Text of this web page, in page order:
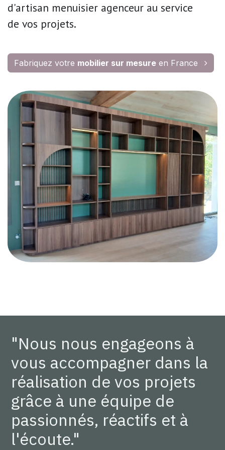
d'artisan menuisier agenceur au service
de vos projets.
Fabriquez votre mobilier sur mesure en France
"Nous nous engageons à
vous accompagner dans la
réalisation de vos projets
grâce à une équipe de
passionnés, réactifs et à
l'écoute."